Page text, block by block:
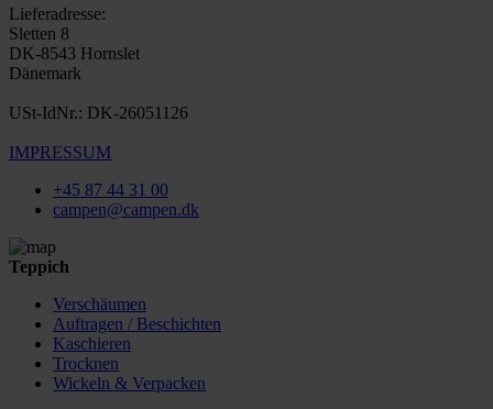
Lieferadresse:
Sletten 8
DK-8543 Hornslet
Dänemark
USt-IdNr.: DK-26051126
IMPRESSUM
+45 87 44 31 00
campen@campen.dk
Teppich
Verschäumen
Auftragen / Beschichten
Kaschieren
Trocknen
Wickeln & Verpacken